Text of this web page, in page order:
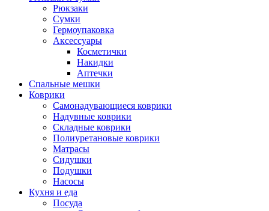
Рюкзаки
Сумки
Гермоупаковка
Аксессуары
Косметички
Накидки
Аптечки
Спальные мешки
Коврики
Самонадувающиеся коврики
Надувные коврики
Складные коврики
Полиуретановые коврики
Матрасы
Сидушки
Подушки
Насосы
Кухня и еда
Посуда